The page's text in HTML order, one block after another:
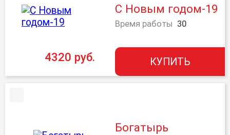
С Новым годом-19
Время работы 30
4320 руб. КУПИТЬ
Богатырь